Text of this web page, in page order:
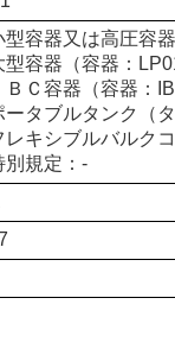
型容器又は高圧容
型容器（容器：
ＢＣ容器（容器：
ータブルタンク（
レキシブルバルク
別規定：-